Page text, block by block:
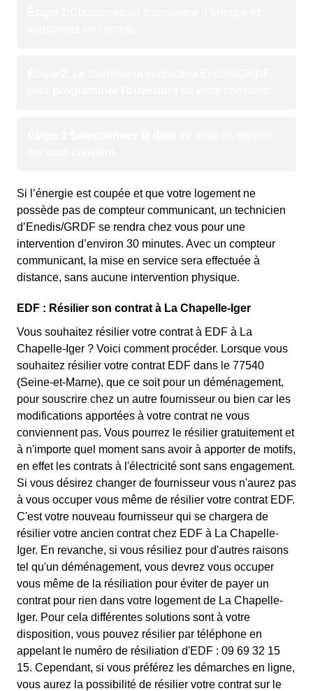
Si l’énergie est coupée et que votre logement ne
possède pas de compteur communicant, un technicien
d’Enedis/GRDF se rendra chez vous pour une
intervention d’environ 30 minutes. Avec un compteur
communicant, la mise en service sera effectuée à
distance, sans aucune intervention physique.
EDF : Résilier son contrat à La Chapelle-Iger
Vous souhaitez résilier votre contrat à EDF à La
Chapelle-Iger ? Voici comment procéder. Lorsque vous
souhaitez résilier votre contrat EDF dans le 77540
(Seine-et-Marne), que ce soit pour un déménagement,
pour souscrire chez un autre fournisseur ou bien car les
modifications apportées à votre contrat ne vous
conviennent pas. Vous pourrez le résilier gratuitement et
à n'importe quel moment sans avoir à apporter de motifs,
en effet les contrats à l'électricité sont sans engagement.
Si vous désirez changer de fournisseur vous n'aurez pas
à vous occuper vous même de résilier votre contrat EDF.
C'est votre nouveau fournisseur qui se chargera de
résilier votre ancien contrat chez EDF à La Chapelle-
Iger. En revanche, si vous résiliez pour d'autres raisons
tel qu'un déménagement, vous devrez vous occuper
vous même de la résiliation pour éviter de payer un
contrat pour rien dans votre logement de La Chapelle-
Iger. Pour cela différentes solutions sont à votre
disposition, vous pouvez résilier par téléphone en
appelant le numéro de résiliation d'EDF : 09 69 32 15
15. Cependant, si vous préférez les démarches en ligne,
vous aurez la possibilité de résilier votre contrat sur le